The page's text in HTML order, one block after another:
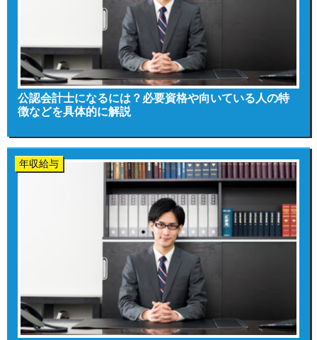
公認会計士になるには？必要資格や向いている人の特
徴などを具体的に解説
年収給与